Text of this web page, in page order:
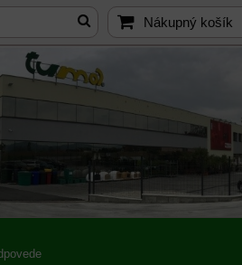
Nákupný košík